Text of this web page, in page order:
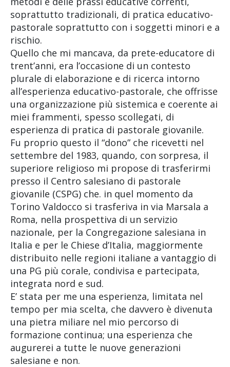
soprattutto tradizionali, di pratica educativo-
pastorale soprattutto con i soggetti minori e a
rischio.
Quello che mi mancava, da prete-educatore di
trent’anni, era l’occasione di un contesto
plurale di elaborazione e di ricerca intorno
all’esperienza educativo-pastorale, che offrisse
una organizzazione più sistemica e coerente ai
miei frammenti, spesso scollegati, di
esperienza di pratica di pastorale giovanile.
Fu proprio questo il “dono” che ricevetti nel
settembre del 1983, quando, con sorpresa, il
superiore religioso mi propose di trasferirmi
presso il Centro salesiano di pastorale
giovanile (CSPG) che. in quel momento da
Torino Valdocco si trasferiva in via Marsala a
Roma, nella prospettiva di un servizio
nazionale, per la Congregazione salesiana in
Italia e per le Chiese d’Italia, maggiormente
distribuito nelle regioni italiane a vantaggio di
una PG più corale, condivisa e partecipata,
integrata nord e sud.
E’ stata per me una esperienza, limitata nel
tempo per mia scelta, che davvero è divenuta
una pietra miliare nel mio percorso di
formazione continua; una esperienza che
augurerei a tutte le nuove generazioni
salesiane e non.